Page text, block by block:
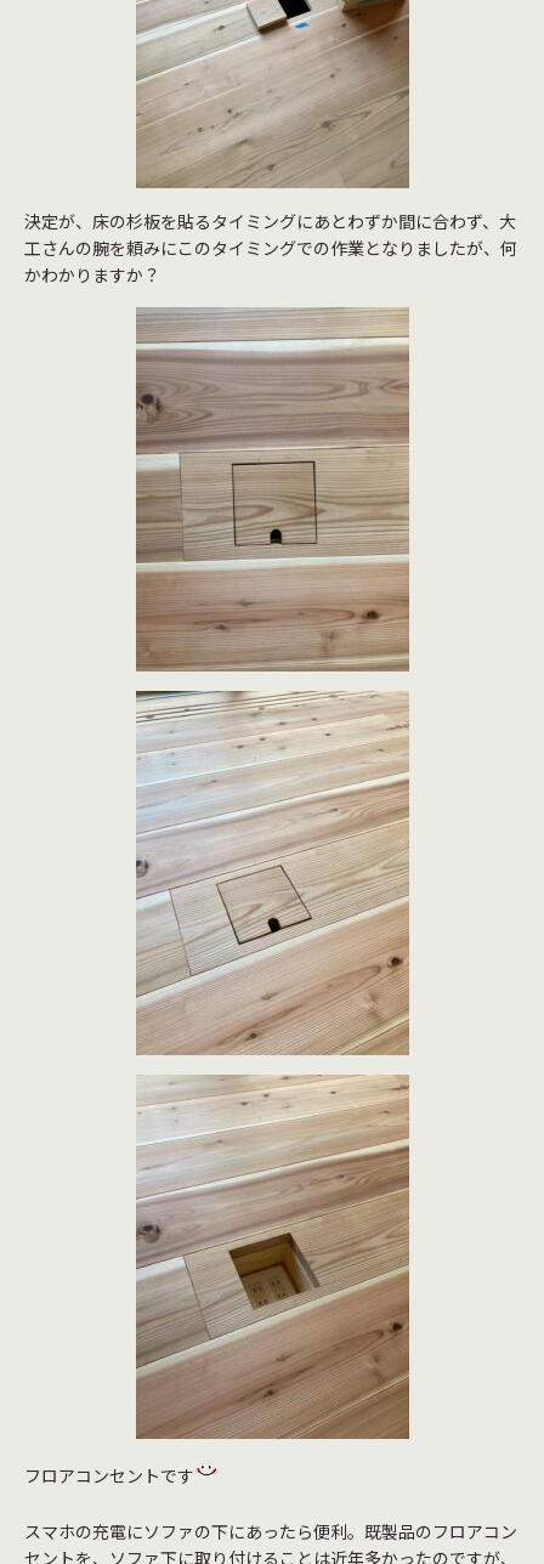
決定が、床の杉板を貼るタイミングにあとわずか間に合わず、大
工さんの腕を頼みにこのタイミングでの作業となりましたが、何
かわかりますか？
フロアコンセントです
スマホの充電にソファの下にあったら便利。既製品のフロアコン
セントを、ソファ下に取り付けることは近年多かったのですが、